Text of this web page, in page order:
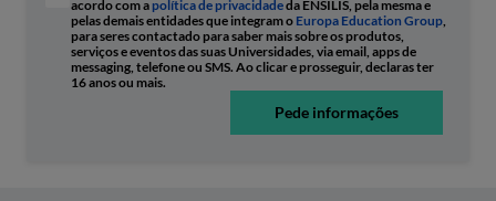
acordo com apolítica de privacidadeda ENSILIS, pela mesma e
pelas demais entidades que integram o Europa Education Group
para seres contactado para saber mais sobre os produtos,
serviços e eventos das suas Universidades, via email, apps de
messaging, telefone ou SMS. Ao clicar e prosseguir, declaras ter
16 anos ou mais.
Pede informações